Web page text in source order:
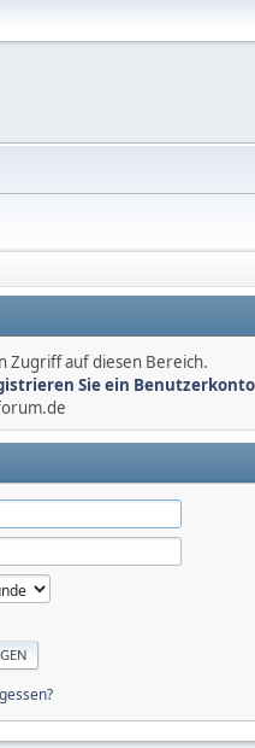
auf diesen Bereich.
Sie ein Benutzerkonto